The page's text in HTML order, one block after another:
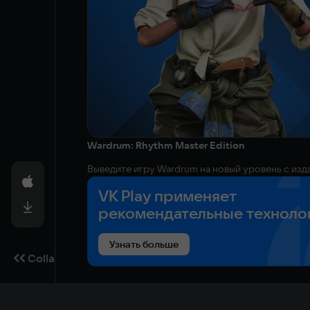
Collapse
Wardrum: Rhythm Master Edition
Выведите игру Wardrum на новый уровень с
саундтрека. Отрывайтесь, когда захотите!
Wardrum — это пошаговая Rogue-подобная
атмосферу еще более напряженной.
Загадочная магия охватила земли. Соседние
Expand
VK Play применяет
рекомендательные
Узнать больше